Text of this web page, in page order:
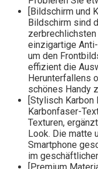
[Bildschirm und
Bildschirm sind
einzigartige
um den
effizient die
Herunterfallens
schönes Handy
[Stylisch
Karbonfaser-
Texturen,
Look. Die matte
Smartphone
im